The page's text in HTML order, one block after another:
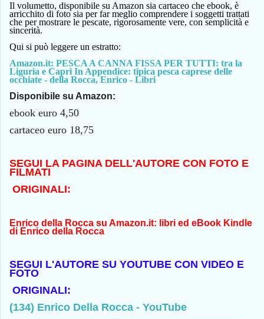
Il volumetto, disponibile su Amazon sia cartaceo che ebook, è
arricchito di foto sia per far meglio comprendere i soggetti trattati
che per mostrare le pescate, rigorosamente vere, con semplicità e
sincerità.
Qui si può leggere un estratto:
Amazon.it: PESCA A CANNA FISSA PER TUTTI: tra la
Liguria e Capri In Appendice: tipica pesca caprese delle
occhiate - della Rocca, Enrico - Libri
Disponibile su Amazon:
ebook euro 4,50
cartaceo euro 18,75
SEGUI LA PAGINA DELL'AUTORE CON FOTO E
FILMATI
ORIGINALI:
Enrico della Rocca su Amazon.it: libri ed eBook Kindle
di Enrico della Rocca
SEGUI L'AUTORE SU YOUTUBE CON VIDEO E
FOTO
ORIGINALI:
(134) Enrico Della Rocca - YouTube